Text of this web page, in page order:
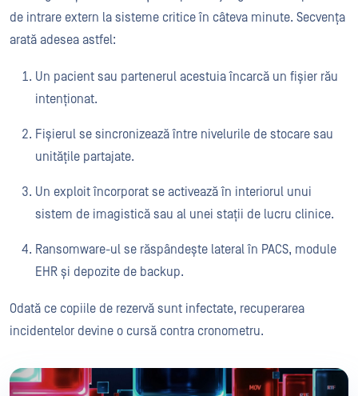
de intrare extern la sisteme critice în câteva minute. Secvența
arată adesea astfel:
Un pacient sau partenerul acestuia încarcă un fișier rău
intenționat.
Fișierul se sincronizează între nivelurile de stocare sau
unitățile partajate.
Un exploit încorporat se activează în interiorul unui
sistem de imagistică sau al unei stații de lucru clinice.
Ransomware-ul se răspândește lateral în PACS, module
EHR și depozite de backup.
Odată ce copiile de rezervă sunt infectate, recuperarea
incidentelor devine o cursă contra cronometru.